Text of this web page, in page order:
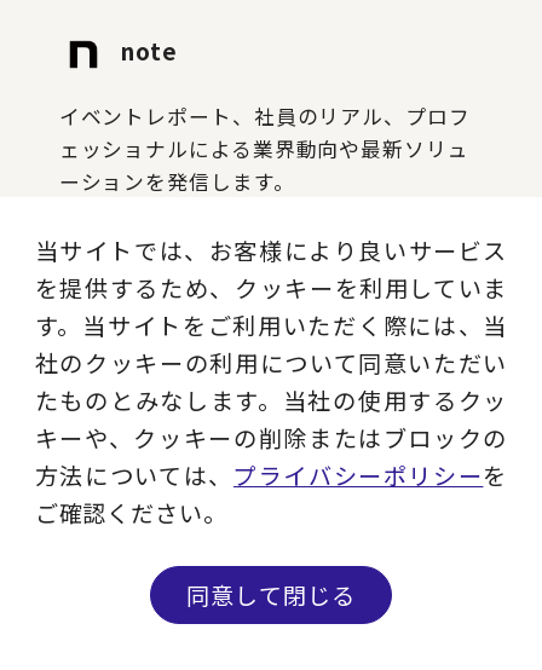
note
イベントレポート、社員のリアル、プロフ
ェッショナルによる業界動向や最新ソリュ
ーションを発信します。
記事を読む
Instagram
現役コンサルタントのコラム、ビジネス用
語解説、セミナー情報など実務に役立つコ
ンテンツを発信します。
フォローする
当サイトでは、お客様により良いサービス
を提供するため、クッキーを利用していま
す。当サイトをご利用いただく際には、当
社のクッキーの利用について同意いただい
たものとみなします。当社の使用するクッ
キーや、クッキーの削除またはブロックの
方法については、 プライバシーポリシーを
ご確認ください。
同意して閉じる